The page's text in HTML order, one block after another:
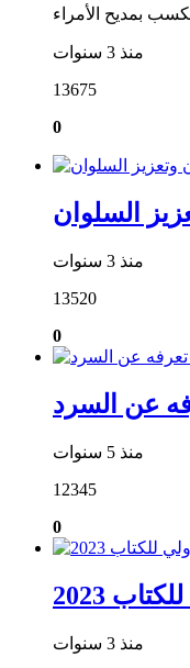
منذ 3 سنوات
13675
0
السلوان
منذ 3 سنوات
13520
0
عن السرد
منذ 5 سنوات
12345
0
2023
منذ 3 سنوات